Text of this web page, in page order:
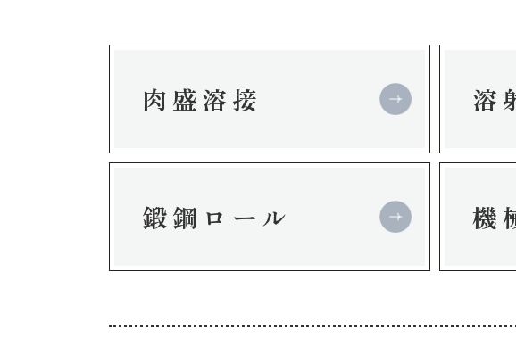
肉盛溶接 溶
鍛鋼ロール 機